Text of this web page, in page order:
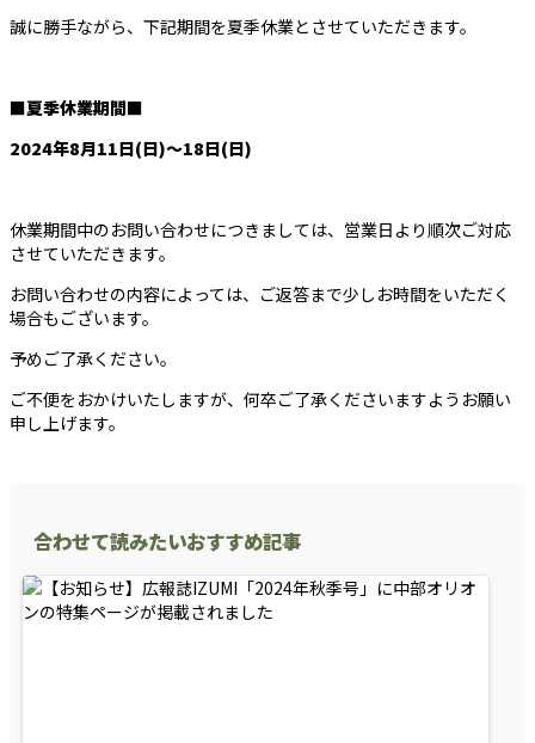
誠に勝手ながら、下記期間を夏季休業とさせていただきます。
■夏季休業期間■
2024年8月11日(日)～18日(日)
休業期間中のお問い合わせにつきましては、営業日より順次ご対応
させていただきます。
お問い合わせの内容によっては、ご返答まで少しお時間をいただく
場合もございます。
予めご了承ください。
ご不便をおかけいたしますが、何卒ご了承くださいますようお願い
申し上げます。
合わせて読みたいおすすめ記事